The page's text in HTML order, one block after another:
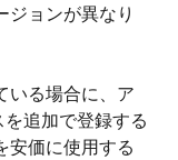
ョンが異なり
いる場合に、ア
追加で登録する
安価に使用する